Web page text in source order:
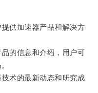
供加速器产品和解决方
的信息和介绍，用户可
术的最新动态和研究成